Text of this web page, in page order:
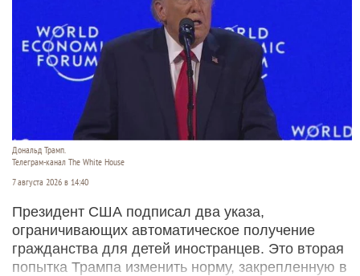
Дональд Трамп.
Телеграм-канал The White House
7 августа 2026 в 14:40
Президент США подписал два указа,
ограничивающих автоматическое получение
гражданства для детей иностранцев. Это вторая
попытка Трампа изменить норму, закрепленную в